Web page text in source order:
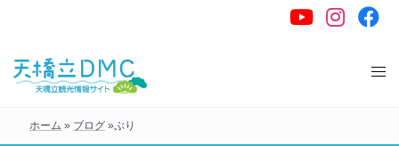
ホーム » ブログ »ぶり